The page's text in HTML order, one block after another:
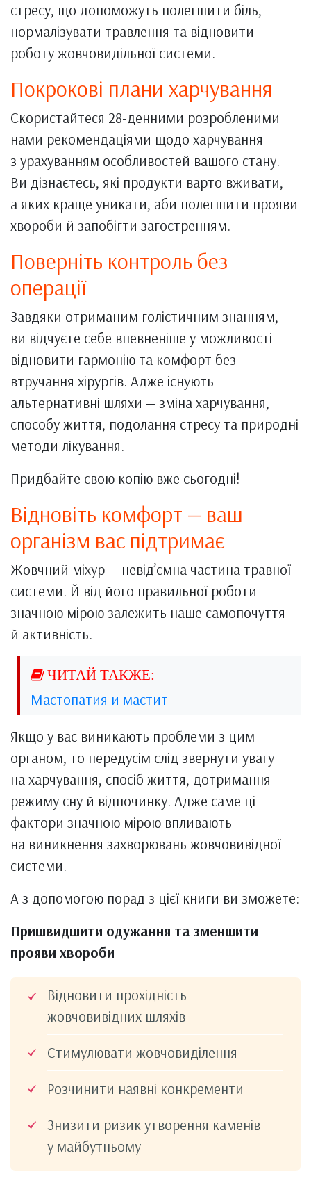
стресу, що допоможуть полегшити біль,
нормалізувати травлення та відновити
роботу жовчовидільної системи.
Покрокові плани харчування
Скористайтеся 28-денними розробленими
нами рекомендаціями щодо харчування
з урахуванням особливостей вашого стану.
Ви дізнаєтесь, які продукти варто вживати,
а яких краще уникати, аби полегшити прояви
хвороби й запобігти загостренням.
Поверніть контроль без
операції
Завдяки отриманим голістичним знанням,
ви відчуєте себе впевненіше у можливості
відновити гармонію та комфорт без
втручання хірургів. Адже існують
альтернативні шляхи — зміна харчування,
способу життя, подолання стресу та природні
методи лікування.
Придбайте свою копію вже сьогодні!
Відновіть комфорт — ваш
організм вас підтримає
Жовчний міхур — невід’ємна частина травної
системи. Й від його правильної роботи
значною мірою залежить наше самопочуття
й активність.
Мастопатия и мастит
Якщо у вас виникають проблеми з цим
органом, то передусім слід звернути увагу
на харчування, спосіб життя, дотримання
режиму сну й відпочинку. Адже саме ці
фактори значною мірою впливають
на виникнення захворювань жовчовивідної
системи.
А з допомогою порад з цієї книги ви зможете:
Пришвидшити одужання та зменшити
прояви хвороби
Відновити прохідність
жовчовивідних шляхів
Стимулювати жовчовиділення
Розчинити наявні конкременти
Знизити ризик утворення каменів
у майбутньому